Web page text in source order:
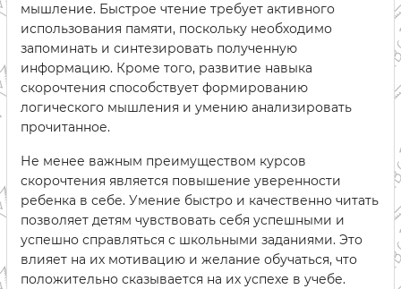
мышление. Быстрое чтение требует активного
использования памяти, поскольку необходимо
запоминать и синтезировать полученную
информацию. Кроме того, развитие навыка
скорочтения способствует формированию
логического мышления и умению анализировать
прочитанное.
Не менее важным преимуществом курсов
скорочтения является повышение уверенности
ребенка в себе. Умение быстро и качественно читать
позволяет детям чувствовать себя успешными и
успешно справляться с школьными заданиями. Это
влияет на их мотивацию и желание обучаться, что
положительно сказывается на их успехе в учебе.